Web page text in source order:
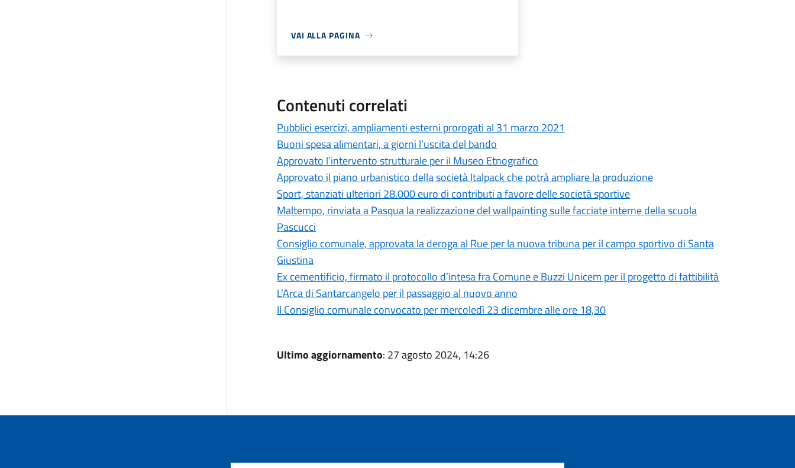
VAI ALLA PAGINA
Contenuti correlati
Pubblici esercizi, ampliamenti esterni prorogati al 31 marzo 2021
Buoni spesa alimentari, a giorni l’uscita del bando
Approvato l’intervento strutturale per il Museo Etnografico
Approvato il piano urbanistico della società Italpack che potrà ampliare la produzione
Sport, stanziati ulteriori 28.000 euro di contributi a favore delle società sportive
Maltempo, rinviata a Pasqua la realizzazione del wallpainting sulle facciate interne della scuola
Pascucci
Consiglio comunale, approvata la deroga al Rue per la nuova tribuna per il campo sportivo di Santa
Giustina
Ex cementificio, firmato il protocollo d’intesa fra Comune e Buzzi Unicem per il progetto di fattibilità
L’Arca di Santarcangelo per il passaggio al nuovo anno
Il Consiglio comunale convocato per mercoledì 23 dicembre alle ore 18,30
Ultimo aggiornamento: 27 agosto 2024, 14:26